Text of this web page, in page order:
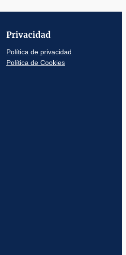
Privacidad
Política de privacidad
Política de Cookies